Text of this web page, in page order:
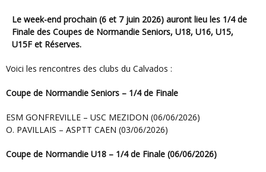
Le week-end prochain (6 et 7 juin 2026) auront lieu les 1/4 de
Finale des Coupes de Normandie Seniors, U18, U16, U15,
U15F et Réserves.
Voici les rencontres des clubs du Calvados :
Coupe de Normandie Seniors – 1/4 de Finale
ESM GONFREVILLE – USC MEZIDON (06/06/2026)
O. PAVILLAIS – ASPTT CAEN (03/06/2026)
Coupe de Normandie U18 – 1/4 de Finale (06/06/2026)